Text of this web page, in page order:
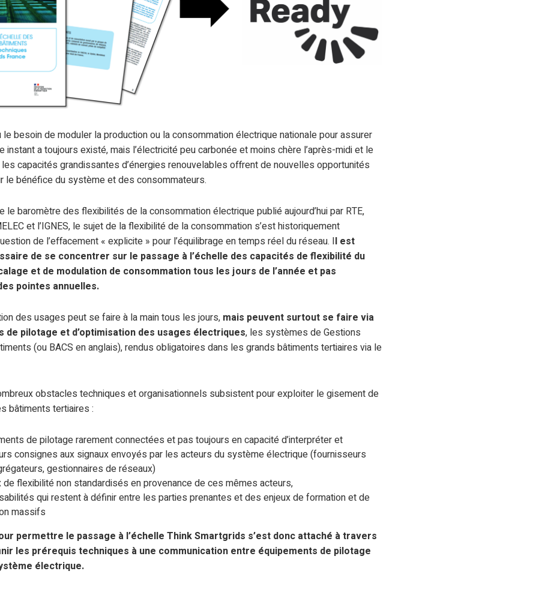
besoin de moduler la production ou la consommation électrique nationale pour assurer
instant a toujours existé, mais l’électricité peu carbonée et moins chère l’après-midi et le
capacités grandissantes d’énergies renouvelables offrent de nouvelles opportunités
le bénéfice du système et des consommateurs.
le baromètre des flexibilités de la consommation électrique publié aujourd’hui par RTE,
et l’IGNES, le sujet de la flexibilité de la consommation s’est historiquement
de l’effacement « explicite » pour l’équilibrage en temps réel du réseau. Il est
de se concentrer sur le passage à l’échelle des capacités de flexibilité du
et de modulation de consommation tous les jours de l’année et pas
pointes annuelles.
des usages peut se faire à la main tous les jours, mais peuvent surtout se faire via
de pilotage et d’optimisation des usages électriques, les systèmes de Gestions
(ou BACS en anglais), rendus obligatoires dans les grands bâtiments tertiaires via le
obstacles techniques et organisationnels subsistent pour exploiter le gisement de
bâtiments tertiaires :
de pilotage rarement connectées et pas toujours en capacité d’interpréter et
consignes aux signaux envoyés par les acteurs du système électrique (fournisseurs
gestionnaires de réseaux)
de flexibilité non standardisés en provenance de ces mêmes acteurs,
qui restent à définir entre les parties prenantes et des enjeux de formation et de
massifs
permettre le passage à l’échelle Think Smartgrids s’est donc attaché à travers
les prérequis techniques à une communication entre équipements de pilotage
électrique.